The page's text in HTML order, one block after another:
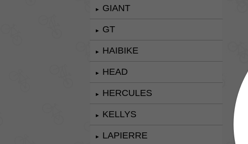
► GIANT
► GT
► HAIBIKE
► HEAD
► HERCULES
► KELLYS
► LAPIERRE